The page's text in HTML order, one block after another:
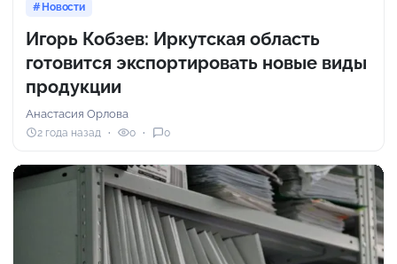
Новости
Игорь Кобзев: Иркутская область
готовится экспортировать новые виды
продукции
Анастасия Орлова
2 года назад 0 0